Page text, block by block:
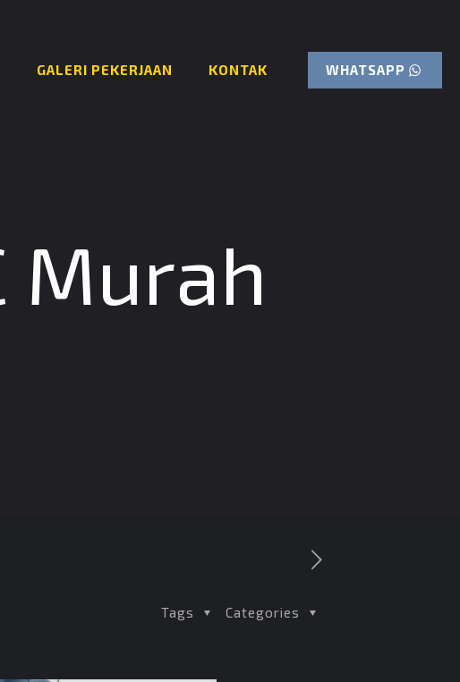
GALERI PEKERJAAN KONTAK WHATSAPP
Murah
Categories
Tags